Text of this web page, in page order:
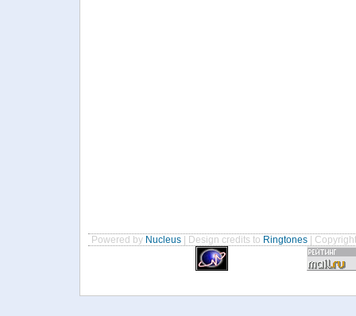
Powered by Nucleus | Design credits to Ringtones |